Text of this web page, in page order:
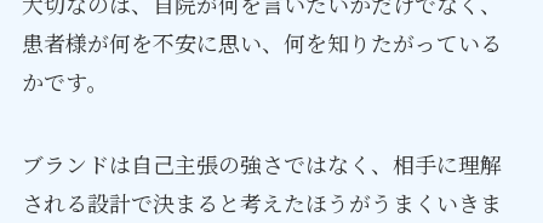
患者様が何を不安に思い、何を知りたがっている
かです。
ブランドは自己主張の強さではなく、相手に理解
される設計で決まると考えたほうがうまくいきま